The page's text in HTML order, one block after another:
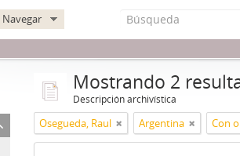
Navegar
Mostrando 2
Descripción archivística
Osegueda, Raul Argentina Con